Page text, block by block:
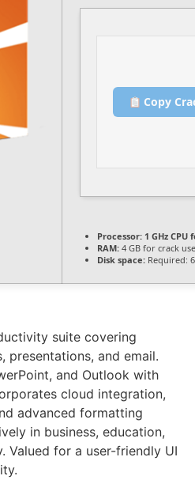
Copy
Processor: 1 GHz CPU
RAM: 4 GB for crack use
Disk space: Required:
suite covering
presentations, and email.
and Outlook with
cloud integration,
advanced formatting
in business, education,
Valued for a user-friendly UI